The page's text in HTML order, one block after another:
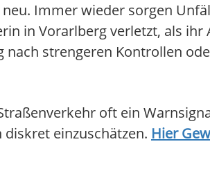
Immer wieder sorgen
in Vorarlberg verletzt, als ihr
strengeren Kontrollen
oft ein
einzuschätzen. Hier